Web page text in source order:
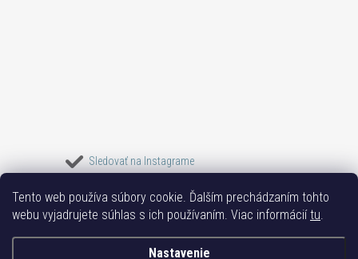
Tento web používa súbory cookie. Ďalším prechádzaním tohto
webu vyjadrujete súhlas s ich používaním. Viac informáciítu.
Nastavenie
Sledovať na Instagrame
Bižuterie TOP Vše k mobilu Mobil příslušenství